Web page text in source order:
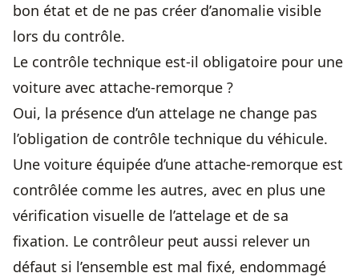
bon état et de ne pas créer d’anomalie visible
lors du contrôle.
Le contrôle technique est-il obligatoire pour une
voiture avec attache-remorque ?
Oui, la présence d’un attelage ne change pas
l’obligation de contrôle technique du véhicule.
Une voiture équipée d’une attache-remorque est
contrôlée comme les autres, avec en plus une
vérification visuelle de l’attelage et de sa
fixation. Le contrôleur peut aussi relever un
défaut si l’ensemble est mal fixé, endommagé